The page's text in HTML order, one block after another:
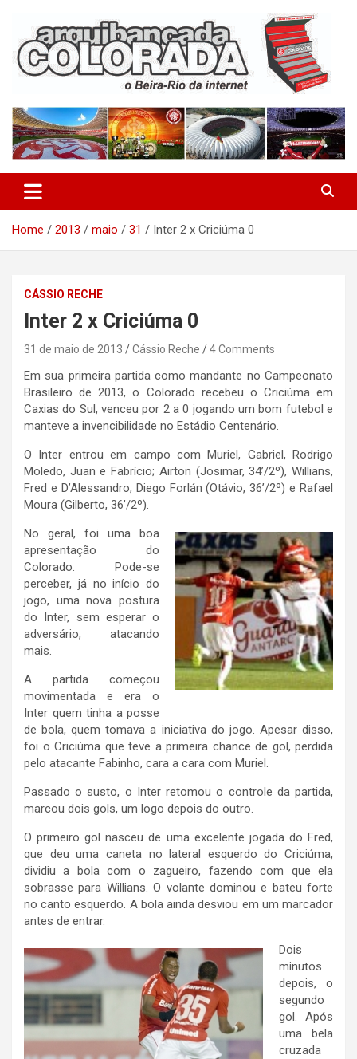
content
Arquibancada Colorada
Home 2013 maio 31 Inter 2 x Criciúma 0
CÁSSIO RECHE
Inter 2 x Criciúma 0
31 de maio de 2013 Cássio Reche 4 Comments
Em sua primeira partida como mandante no Campeonato
Brasileiro de 2013, o Colorado recebeu o Criciúma em
Caxias do Sul, venceu por 2 a 0 jogando um bom futebol e
manteve a invencibilidade no Estádio Centenário.
O Inter entrou em campo com Muriel, Gabriel, Rodrigo
Moledo, Juan e Fabrício; Airton (Josimar, 34’/2º), Willians,
Fred e D’Alessandro; Diego Forlán (Otávio, 36’/2º) e Rafael
Moura (Gilberto, 36’/2º).
No geral, foi uma boa
apresentação do
Colorado. Pode-se
perceber, já no início do
jogo, uma nova postura
do Inter, sem esperar o
adversário, atacando
mais.
A partida começou
movimentada e era o
Inter quem tinha a posse
de bola, quem tomava a iniciativa do jogo. Apesar disso,
foi o Criciúma que teve a primeira chance de gol, perdida
pelo atacante Fabinho, cara a cara com Muriel.
Passado o susto, o Inter retomou o controle da partida,
marcou dois gols, um logo depois do outro.
O primeiro gol nasceu de uma excelente jogada do Fred,
que deu uma caneta no lateral esquerdo do Criciúma,
dividiu a bola com o zagueiro, fazendo com que ela
sobrasse para Willians. O volante dominou e bateu forte
no canto esquerdo. A bola ainda desviou em um marcador
antes de entrar.
Dois
minutos
depois, o
segundo
gol. Após
uma bela
cruzada